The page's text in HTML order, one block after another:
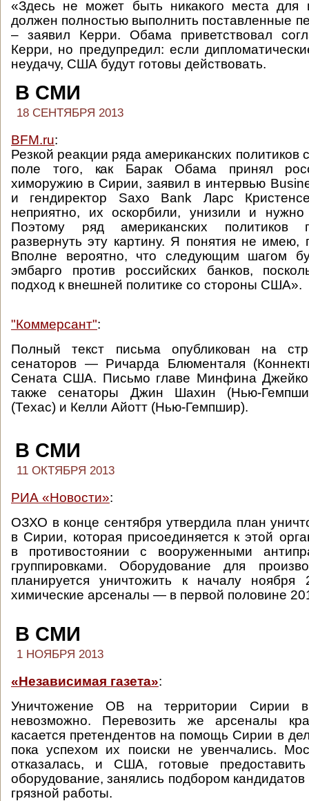
«Здесь не может быть никакого места для
должен полностью выполнить поставленные
– заявил Керри. Обама приветствовал
Керри, но предупредил: если
неудачу, США будут готовы действовать.
В СМИ
18 СЕНТЯБРЯ 2013
BFM.ru:
Резкой реакции ряда американских политиков
поле того, как Барак Обама принял
химоружию в Сирии, заявил в интервью
и гендиректор Saxo Bank Ларс
неприятно, их оскорбили, унизили и нужно
Поэтому ряд американских политиков
развернуть эту картину. Я понятия не имею,
Вполне вероятно, что следующим шагом
эмбарго против российских банков,
подход к внешней политике со стороны США».
"Коммерсант":
Полный текст письма опубликован на
сенаторов — Ричарда Блюменталя
Сената США. Письмо главе Минфина
также сенаторы Джин Шахин (Нью-
(Техас) и Келли Айотт (Нью-Гемпшир).
В СМИ
11 ОКТЯБРЯ 2013
РИА «Новости»:
ОЗХО в конце сентября утвердила план
в Сирии, которая присоединяется к этой
в противостоянии с вооруженными
группировками. Оборудование для
планируется уничтожить к началу
химические арсеналы — в первой половине
В СМИ
1 НОЯБРЯ 2013
«Независимая газета»:
Уничтожение ОВ на территории Сирии
невозможно. Перевозить же арсеналы
касается претендентов на помощь Сирии в
пока успехом их поиски не увенчались.
отказалась, и США, готовые
оборудование, занялись подбором
грязной работы.